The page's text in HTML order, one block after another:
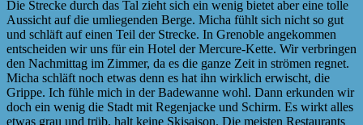
Die Strecke durch das Tal zieht sich ein wenig bietet aber eine tolle
Aussicht auf die umliegenden Berge. Micha fühlt sich nicht so gut
und schläft auf einen Teil der Strecke. In Grenoble angekommen
entscheiden wir uns für ein Hotel der Mercure-Kette. Wir verbringen
den Nachmittag im Zimmer, da es die ganze Zeit in strömen regnet.
Micha schläft noch etwas denn es hat ihn wirklich erwischt, die
Grippe. Ich fühle mich in der Badewanne wohl. Dann erkunden wir
doch ein wenig die Stadt mit Regenjacke und Schirm. Es wirkt alles
etwas grau und trüb, halt keine Skisaison. Die meisten Restaurants